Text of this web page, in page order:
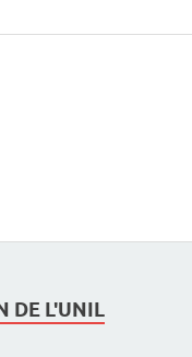
DE L'UNIL